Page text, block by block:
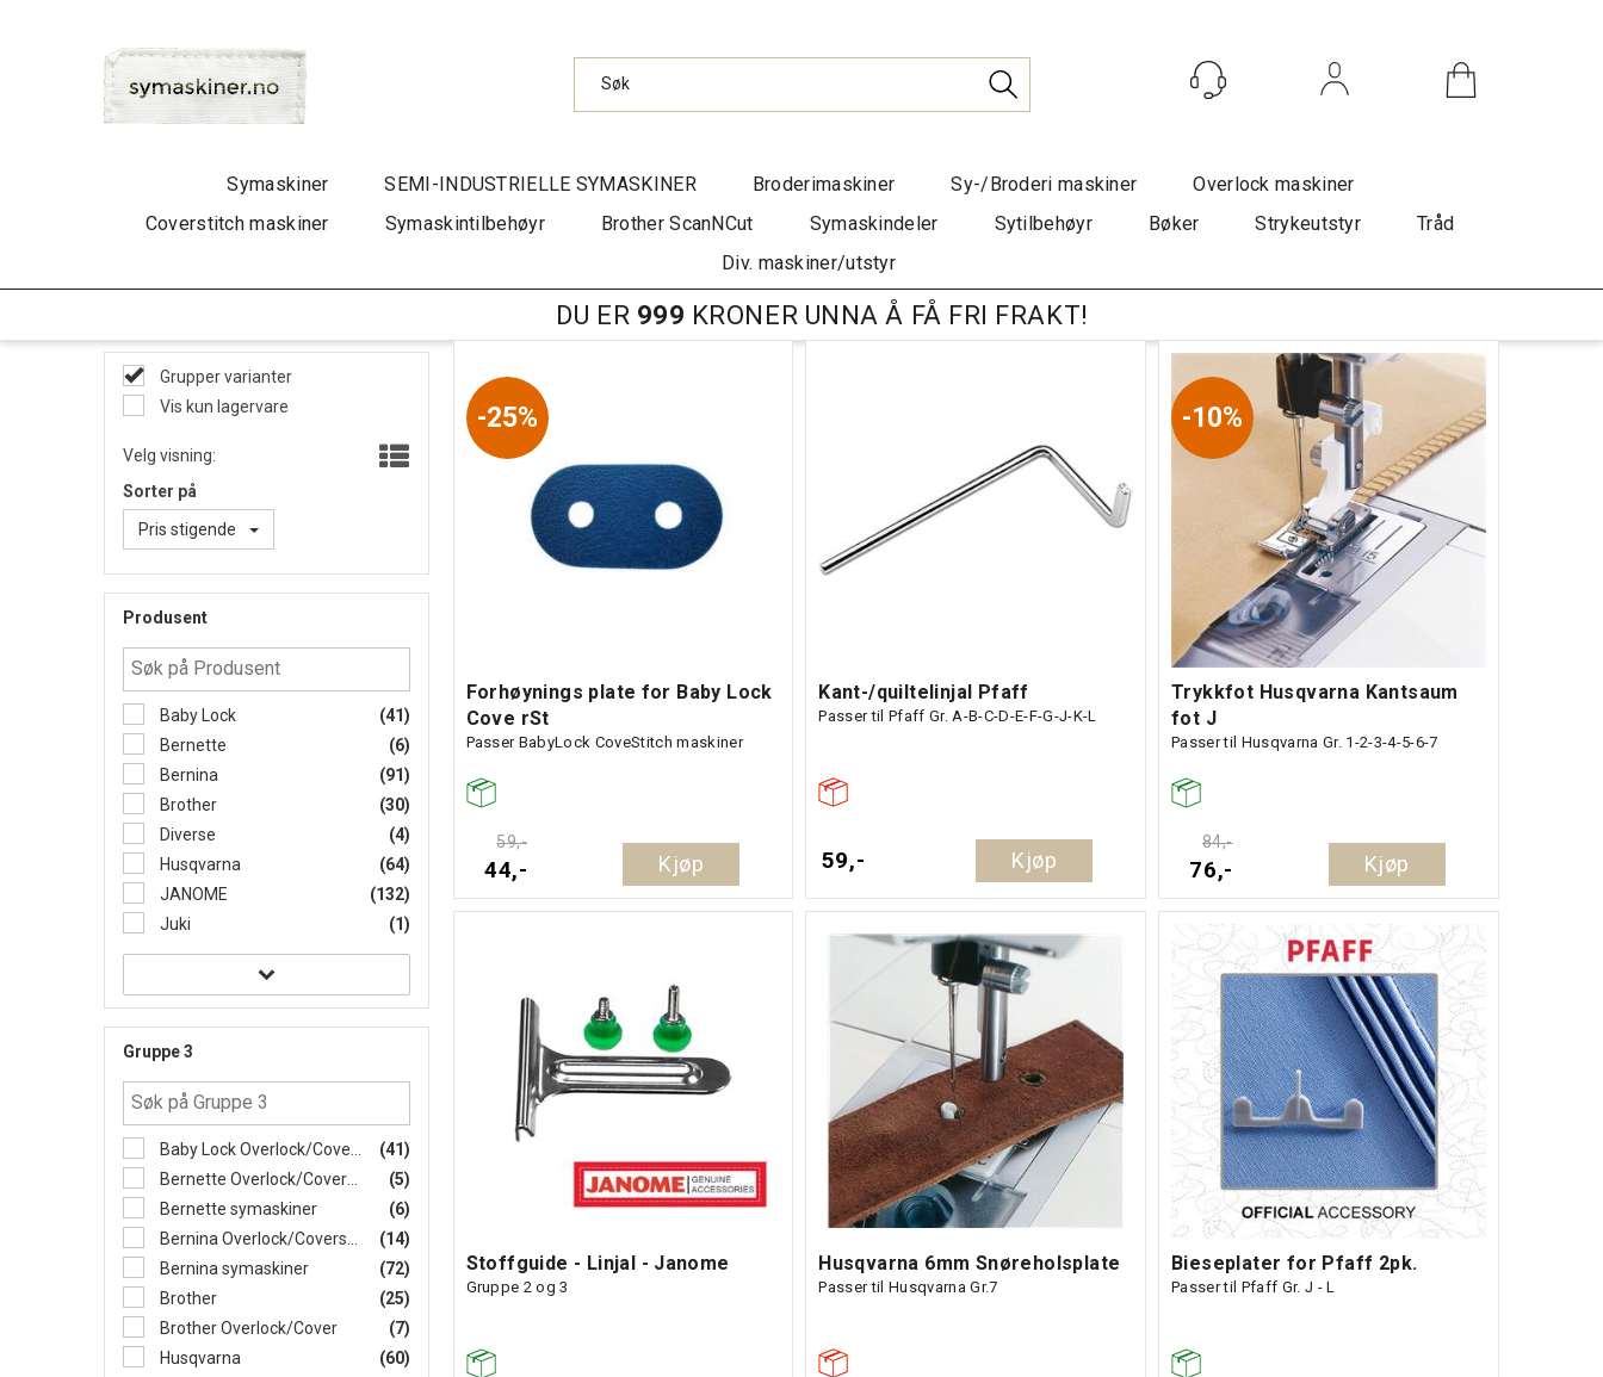
Symaskiner SEMI-INDUSTRIELLE SYMASKINER Broderimaskiner Sy-/Broderi maskiner
Overlock maskiner
Coverstitch maskiner
Symaskintilbehøyr Brother ScanNCut Symaskindeler Sytilbehøyr Bøker Strykeutstyr
Tråd
Div. maskiner/utstyr
DU ER 999 KRONER UNNA Å FÅ FRI FRAKT!
Grupper varianter
Vis kun lagervare
Velg visning:
Sorter på
Pris stigende
Produsent
Baby Lock
(41)
Bernette
(6)
Bernina
(91)
Brother
(30)
Diverse
(4)
Husqvarna
(64)
JANOME
(132)
Juki
(1)
Gruppe 3
Baby Lock Overlock/Coverstitch
(41)
Bernette Overlock/Coverstitch
(5)
Bernette symaskiner
(6)
Bernina Overlock/Coverstitch
(14)
Bernina symaskiner
(72)
Brother
(25)
Brother Overlock/Cover
(7)
Husqvarna
(60)
25%
Forhøynings plate for Baby Lock
Cove rSt
Passer BabyLock CoveStitch maskiner
59,-
44,- Kjøp
Kant-/quiltelinjal Pfaff
Passer til Pfaff Gr. A-B-C-D-E-F-G-J-K-L
59,- Kjøp
10%
Trykkfot Husqvarna Kantsaum
fot J
Passer til Husqvarna Gr. 1-2-3-4-5-6-7
84,-
76,- Kjøp
Stoffguide - Linjal - Janome
Gruppe 2 og 3
Husqvarna 6mm Snøreholsplate
Passer til Husqvarna Gr.7
Bieseplater for Pfaff 2pk.
Passer til Pfaff Gr. J - L